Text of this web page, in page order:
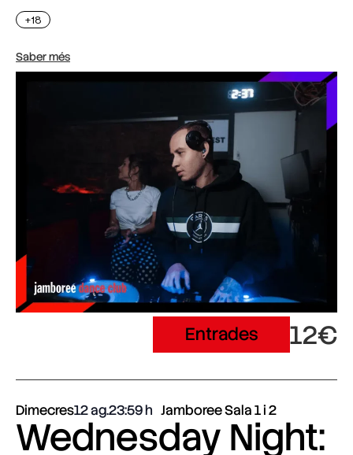
+18
Saber més
Entrades 12€
Dimecres12 ag.23:59 Jamboree Sala 1 i 2
Wednesday Night: